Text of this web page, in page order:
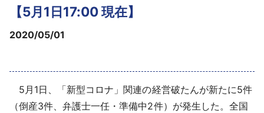
会社案内
導入事例
採用情報
【5月1日17:00 現在】
2020/05/01
5月1日、「新型コロナ」関連の経営破たんが新たに5件
（倒産3件、弁護士一任・準備中2件）が発生した。全国